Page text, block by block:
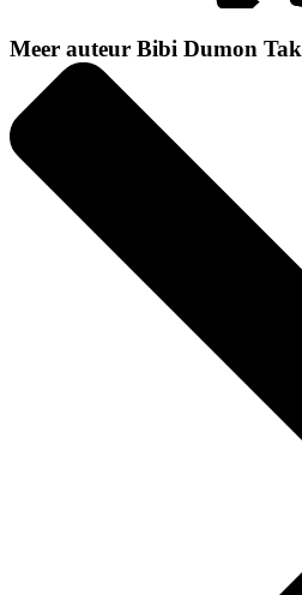
Meer auteur Bibi Dumon Tak